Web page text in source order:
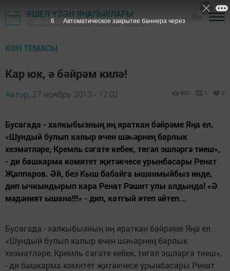
ЯШЕЛ ҮЗӘН ЯҢАЛЫКЛАРЫ
Зеленодольск районының "Яшел Үзән" газетасы
КӨН ТЕМАСЫ
Кар юк, ә бәйрәм килә!
Автор, 27 ноябрь 2013 - 12:02 950 0 0
Бусагада - халкыбызның иң яраткан бәйрәме Яңа ел.
«Шундый булып калыр өчен шәһәрнең барлык
хезмәтләре, Кремль сәгате кебек, төгәл эшләргә тиеш»,
- ди башкарма комитет җитәкчесе урынбасары Ренат
Җаппаров. Әй, без Кыш бабайга ышанмыйбыз инде,
дип ычкындырып кара Ренат Рәшит улы алдында! «Ә
мәдәният ышана!!!» - дип, катгый итеп әйтеп...
Бусагада - халкыбызның иң яраткан бәйрәме Яңа ел.
«Шундый булып калыр өчен шәһәрнең барлык
хезмәтләре, Кремль сәгате кебек, төгәл эшләргә тиеш»,
- ди башкарма комитет җитәкчесе урынбасары Ренат
5 Автоматическое закрытие баннера через